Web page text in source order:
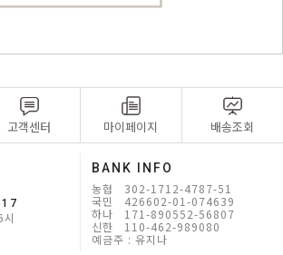
고객센터 마이페이지 배송조회
BANK INFO
농협 302-1712-4787-51
국민 426602-01-074639
하나 171-890552-56807
신한 110-462-989080
예금주 : 유지나